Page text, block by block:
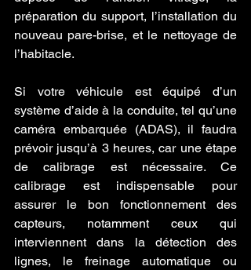
préparation du support, l’installation du
nouveau pare-brise, et le nettoyage de
l’habitacle.
Si votre véhicule est équipé d’un
système d’aide à la conduite, tel qu’une
caméra embarquée (ADAS), il faudra
prévoir jusqu’à 3 heures, car une étape
de calibrage est nécessaire. Ce
calibrage est indispensable pour
assurer le bon fonctionnement des
capteurs, notamment ceux qui
interviennent dans la détection des
lignes, le freinage automatique ou